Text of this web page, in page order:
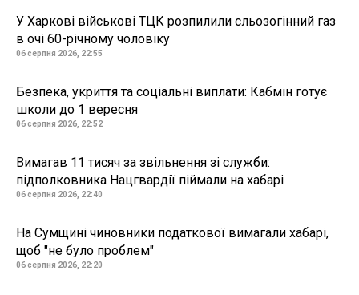
У Харкові військові ТЦК розпилили сльозогінний газ
в очі 60-річному чоловіку
06 серпня 2026, 22:55
Безпека, укриття та соціальні виплати: Кабмін готує
школи до 1 вересня
06 серпня 2026, 22:52
Вимагав 11 тисяч за звільнення зі служби:
підполковника Нацгвардії піймали на хабарі
06 серпня 2026, 22:40
На Сумщині чиновники податкової вимагали хабарі,
щоб "не було проблем"
06 серпня 2026, 22:20